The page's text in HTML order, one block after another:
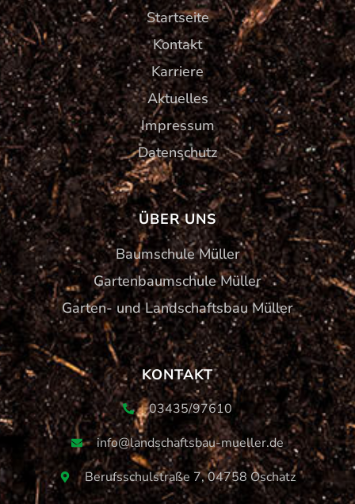
Startseite
Kontakt
Karriere
Aktuelles
Impressum
Datenschutz
ÜBER UNS
Baumschule Müller
Gartenbaumschule Müller
Garten- und Landschaftsbau Müller
KONTAKT
03435/97610
info@landschaftsbau-mueller.de
Berufsschulstraße 7, 04758 Oschatz